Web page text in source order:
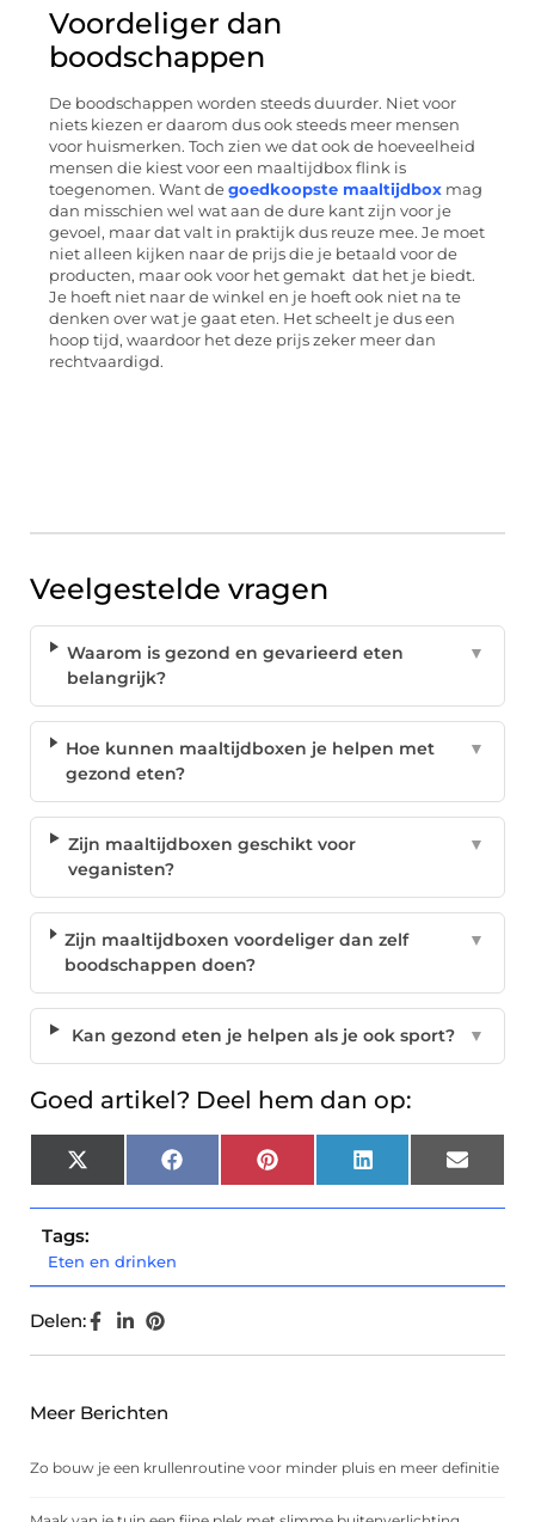
Voordeliger dan
boodschappen
De boodschappen worden steeds duurder. Niet voor
niets kiezen er daarom dus ook steeds meer mensen
voor huismerken. Toch zien we dat ook de hoeveelheid
mensen die kiest voor een maaltijdbox flink is
toegenomen. Want de goedkoopste maaltijdbox mag
dan misschien wel wat aan de dure kant zijn voor je
gevoel, maar dat valt in praktijk dus reuze mee. Je moet
niet alleen kijken naar de prijs die je betaald voor de
producten, maar ook voor het gemakt dat het je biedt.
Je hoeft niet naar de winkel en je hoeft ook niet na te
denken over wat je gaat eten. Het scheelt je dus een
hoop tijd, waardoor het deze prijs zeker meer dan
rechtvaardigd.
Veelgestelde vragen
Waarom is gezond en gevarieerd eten
belangrijk?
▼
Hoe kunnen maaltijdboxen je helpen met
gezond eten?
▼
Zijn maaltijdboxen geschikt voor
veganisten?
▼
Zijn maaltijdboxen voordeliger dan zelf
boodschappen doen?
▼
Kan gezond eten je helpen als je ook sport? ▼
Goed artikel? Deel hem dan op:
X
(Twitter)
Facebook Pinterest LinkedIn Email
Tags:
Eten en drinken
Delen:
Meer Berichten
Zo bouw je een krullenroutine voor minder pluis en meer definitie